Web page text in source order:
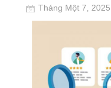
Tháng Một 7, 2025